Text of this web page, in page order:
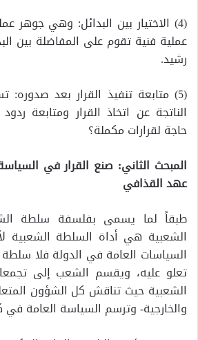
(4) الاختيار بين البدائل: وهي جوهر
عملية فنية تقوم على المفاضلة بين
رشيد.
(5) متابعة تنفيذ القرار بعد
الناتجة عن اتخاذ القرار ومتابعة
حاجة لقرارات مكملة؟
المبحث الثاني: صنع القرار في
عهد القذافي
طبقاً لما يسمى بفلسفة سلطة
الشعبية هي أداة السلطة الشعبية
السياسات العامة في الدولة فلا
تعلو عليه، ويقسم الشعب إلى
الشعبية حيث تناقش كل الشؤون
والخارجية- وترسم السياسة العامة